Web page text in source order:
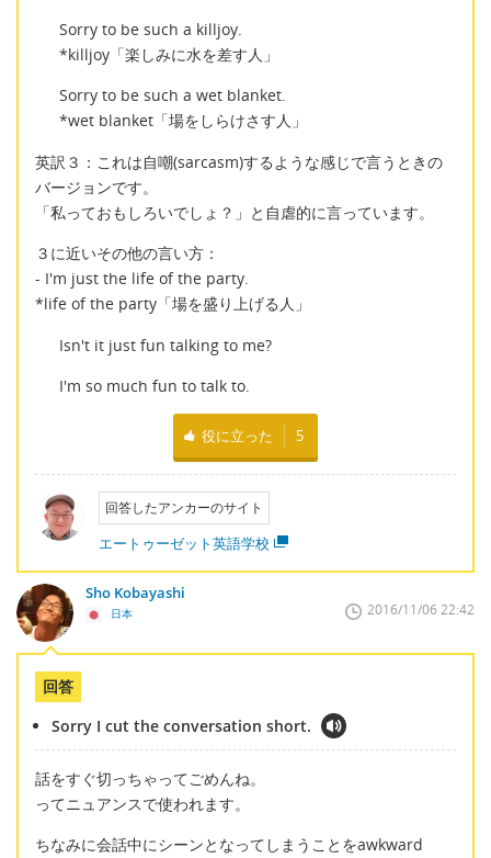
Sorry to be such a killjoy.
*killjoy「楽しみに水を差す人」
Sorry to be such a wet blanket.
*wet blanket「場をしらけさす人」
英訳３：これは自嘲(sarcasm)するような感じで言うときの
バージョンです。
「私っておもしろいでしょ？」と自虐的に言っています。
３に近いその他の言い方：
- I'm just the life of the party.
*life of the party「場を盛り上げる人」
Isn't it just fun talking to me?
I'm so much fun to talk to.
役に立った 5
回答したアンカーのサイト
エートゥーゼット英語学校
Sho Kobayashi
日本 2016/11/06 22:42
回答
Sorry I cut the conversation short.
話をすぐ切っちゃってごめんね。
ってニュアンスで使われます。
ちなみに会話中にシーンとなってしまうことをawkward